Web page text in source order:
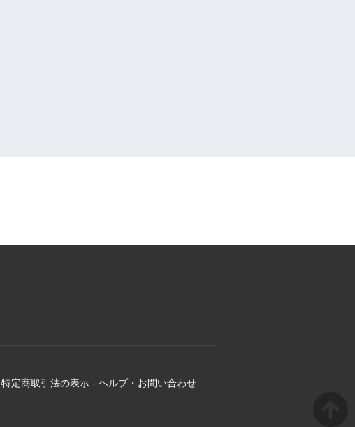
特定商取引法の表示 - ヘルプ・お問い合わせ